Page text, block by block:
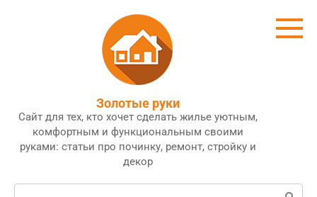
Золотые руки
Сайт для тех, кто хочет сделать жилье уютным,
комфортным и функциональным своими
руками: статьи про починку, ремонт, стройку и
декор
Поиск: